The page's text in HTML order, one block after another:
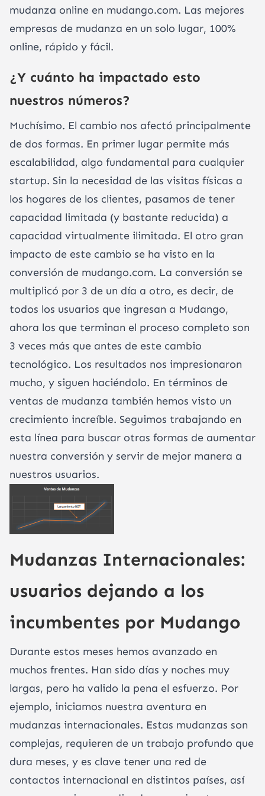
mudanza online en mudango.com. Las mejores
empresas de mudanza en un solo lugar, 100%
online, rápido y fácil.
¿Y cuánto ha impactado esto
nuestros números?
Muchísimo. El cambio nos afectó principalmente
de dos formas. En primer lugar permite más
escalabilidad, algo fundamental para cualquier
startup. Sin la necesidad de las visitas físicas a
los hogares de los clientes, pasamos de tener
capacidad limitada (y bastante reducida) a
capacidad virtualmente ilimitada. El otro gran
impacto de este cambio se ha visto en la
conversión de mudango.com. La conversión se
multiplicó por 3 de un día a otro, es decir, de
todos los usuarios que ingresan a Mudango,
ahora los que terminan el proceso completo son
3 veces más que antes de este cambio
tecnológico. Los resultados nos impresionaron
mucho, y siguen haciéndolo. En términos de
ventas de mudanza también hemos visto un
crecimiento increíble. Seguimos trabajando en
esta línea para buscar otras formas de aumentar
nuestra conversión y servir de mejor manera a
nuestros usuarios.
Mudanzas Internacionales:
usuarios dejando a los
incumbentes por Mudango
Durante estos meses hemos avanzado en
muchos frentes. Han sido días y noches muy
largas, pero ha valido la pena el esfuerzo. Por
ejemplo, iniciamos nuestra aventura en
mudanzas internacionales. Estas mudanzas son
complejas, requieren de un trabajo profundo que
dura meses, y es clave tener una red de
contactos internacional en distintos países, así